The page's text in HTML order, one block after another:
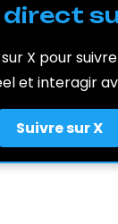
direct
X pour
et interagir
Suivre sur X